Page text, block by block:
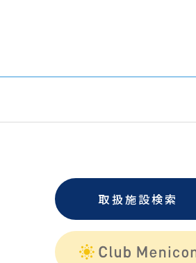
取扱施設検索